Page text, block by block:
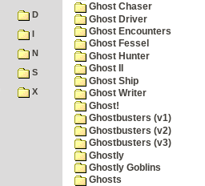
D
I
N
S
X
Ghost Chaser
Ghost Driver
Ghost Encounters
Ghost Fessel
Ghost Hunter
Ghost II
Ghost Ship
Ghost Writer
Ghost!
Ghostbusters (v1)
Ghostbusters (v2)
Ghostbusters (v3)
Ghostly
Ghostly Goblins
Ghosts